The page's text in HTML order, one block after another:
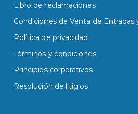
Libro de reclamaciones
Condiciones de Venta de Entradas
Política de privacidad
Términos y condiciones
Principios corporativos
Resolución de litigios